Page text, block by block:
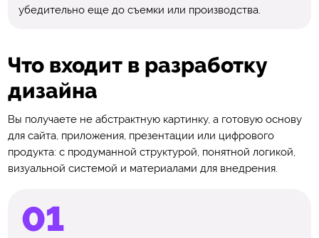
убедительно еще до съемки или производства.
Что входит в разработку
дизайна
Вы получаете не абстрактную картинку, а готовую основу
для сайта, приложения, презентации или цифрового
продукта: с продуманной структурой, понятной логикой,
визуальной системой и материалами для внедрения.